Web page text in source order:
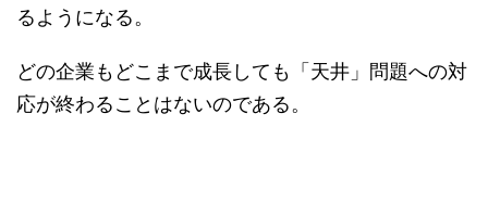
るようになる。
どの企業もどこまで成長しても「天井」問題への対
応が終わることはないのである。